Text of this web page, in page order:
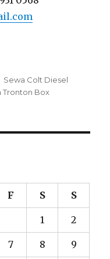
Tags
Sewa Colt Diesel
Tronton Box
F S S
1 2
7 8 9